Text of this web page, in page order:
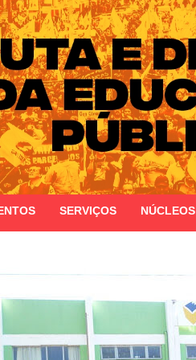
Estado do Rio Grande do Sul
SERVIÇOS NÚCLEOS